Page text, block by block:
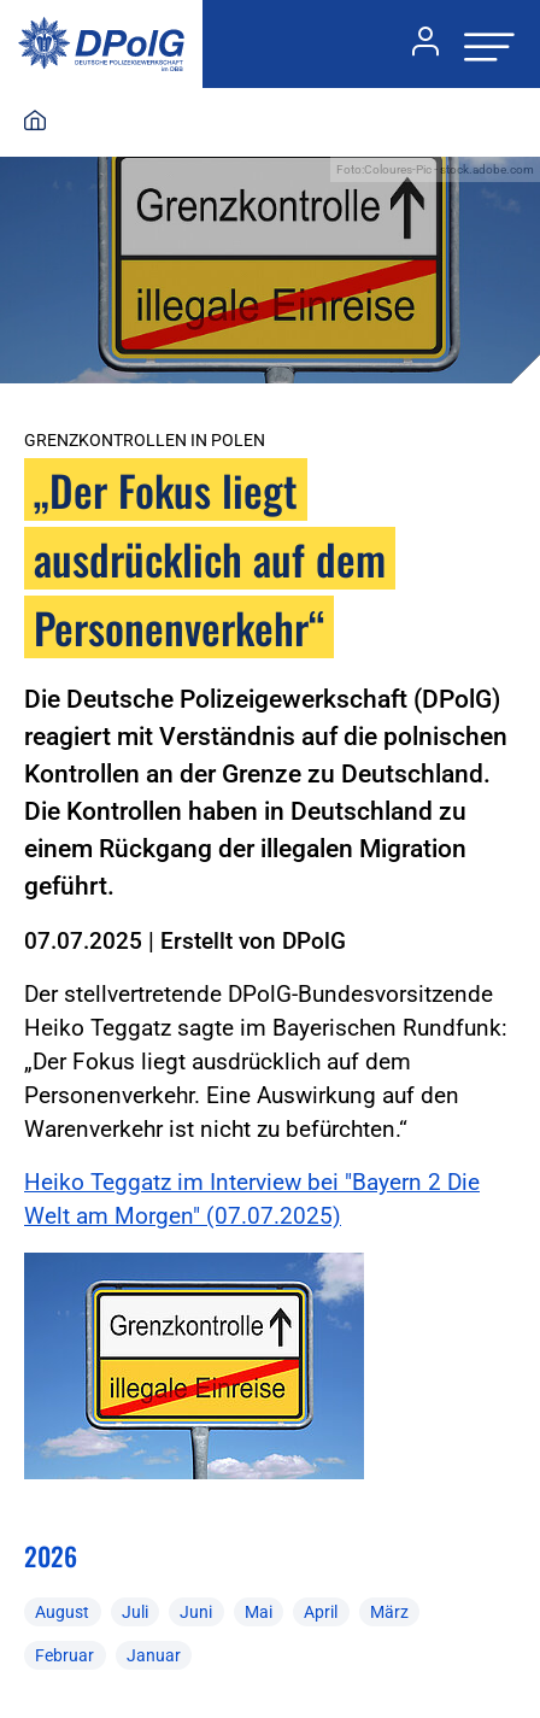
Foto:Coloures-Pic - stock.adobe.com
GRENZKONTROLLEN IN POLEN
„Der Fokus liegt
ausdrücklich auf dem
Personenverkehr“
Die Deutsche Polizeigewerkschaft (DPolG)
reagiert mit Verständnis auf die polnischen
Kontrollen an der Grenze zu Deutschland.
Die Kontrollen haben in Deutschland zu
einem Rückgang der illegalen Migration
geführt.
07.07.2025 | Erstellt von DPolG
Der stellvertretende DPolG-Bundesvorsitzende
Heiko Teggatz sagte im Bayerischen Rundfunk:
„Der Fokus liegt ausdrücklich auf dem
Personenverkehr. Eine Auswirkung auf den
Warenverkehr ist nicht zu befürchten.“
Heiko Teggatz im Interview bei "Bayern 2 Die
Welt am Morgen" (07.07.2025)
2026
August Juli Juni Mai April März
Februar Januar